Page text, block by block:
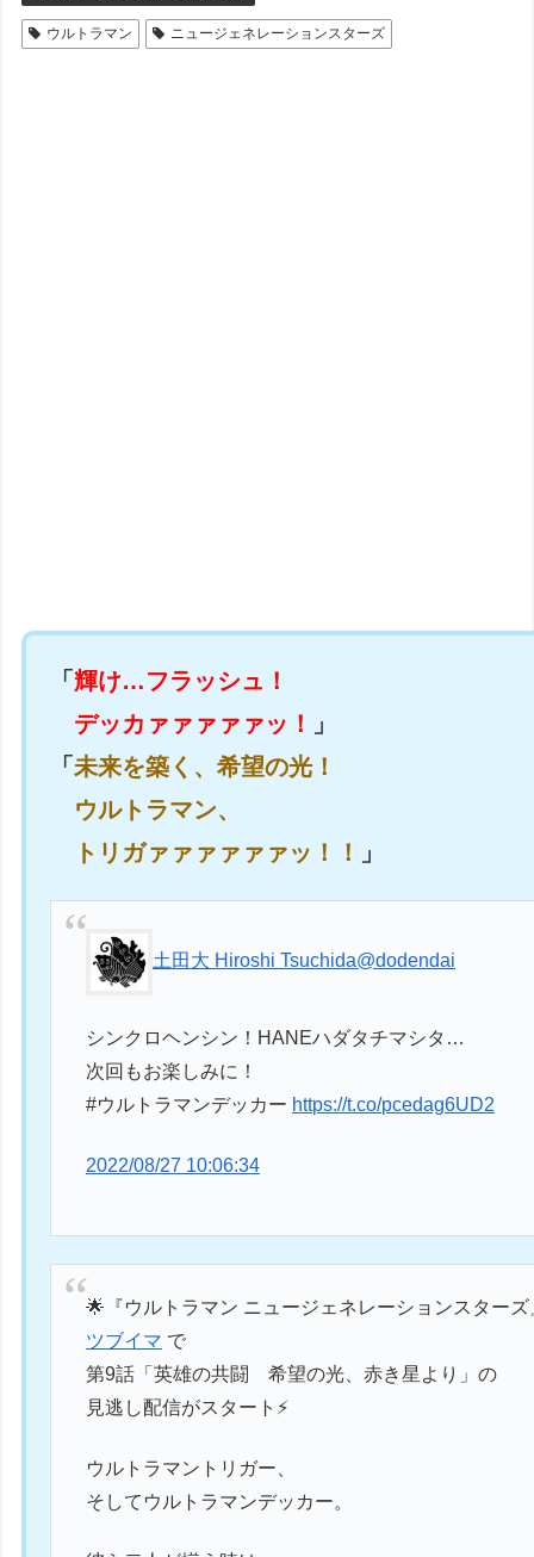
ウルトラマン ニュージェネレーションスターズ
「輝け…フラッシュ！
デッカァァァァァッ！
」
「 未来を築く、希望の光！
ウルトラマン、
トリガァァァァァァッ！！
」
土田大 Hiroshi Tsuchida@dodendai
シンクロヘンシン！HANEハダタチマシタ…
次回もお楽しみに！
#ウルトラマンデッカー https://t.co/pcedag6UD2
2022/08/27 10:06:34
🌟『ウルトラマン ニュージェネレーションスターズ
ツブイマ で
第9話「英雄の共闘 希望の光、赤き星より」の
見逃し配信がスタート⚡
ウルトラマントリガー、
そしてウルトラマンデッカー。